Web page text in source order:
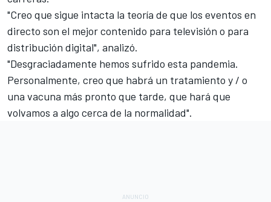
"Creo que sigue intacta la teoría de que los eventos en
directo son el mejor contenido para televisión o para
distribución digital", analizó.
"Desgraciadamente hemos sufrido esta pandemia.
Personalmente, creo que habrá un tratamiento y / o
una vacuna más pronto que tarde, que hará que
volvamos a algo cerca de la normalidad".